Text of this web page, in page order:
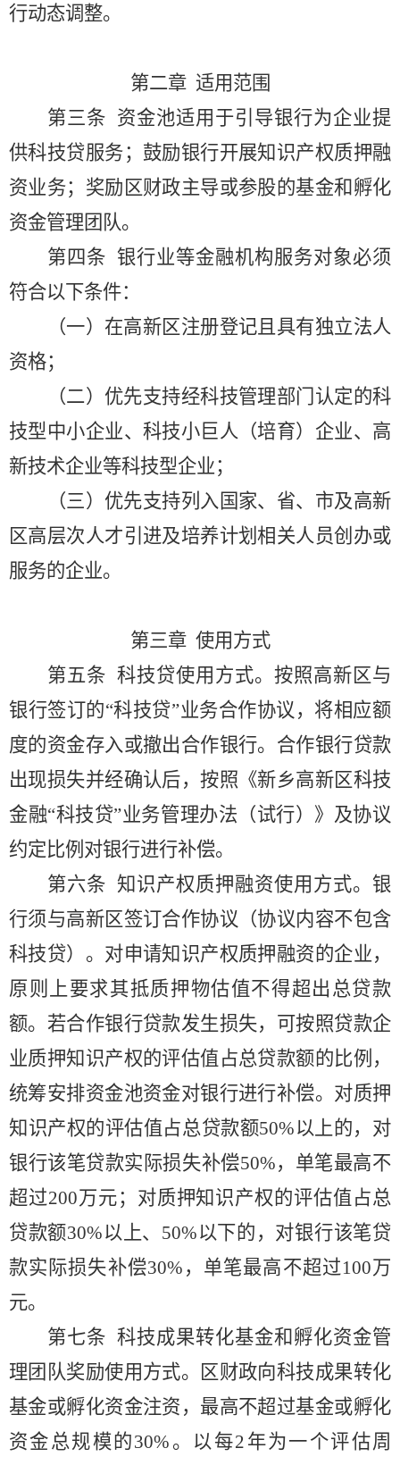
行动态调整。
第二章 适用范围
第三条 资金池适用于引导银行为企业提
供科技贷服务；鼓励银行开展知识产权质押融
资业务；奖励区财政主导或参股的基金和孵化
资金管理团队。
第四条 银行业等金融机构服务对象必须
符合以下条件：
（一）在高新区注册登记且具有独立法人
资格；
（二）优先支持经科技管理部门认定的科
技型中小企业、科技小巨人（培育）企业、高
新技术企业等科技型企业；
（三）优先支持列入国家、省、市及高新
区高层次人才引进及培养计划相关人员创办或
服务的企业。
第三章 使用方式
第五条 科技贷使用方式。按照高新区与
银行签订的“科技贷”业务合作协议，将相应额
度的资金存入或撤出合作银行。合作银行贷款
出现损失并经确认后，按照《新乡高新区科技
金融“科技贷”业务管理办法（试行）》及协议
约定比例对银行进行补偿。
第六条 知识产权质押融资使用方式。银
行须与高新区签订合作协议（协议内容不包含
科技贷）。对申请知识产权质押融资的企业，
原则上要求其抵质押物估值不得超出总贷款
额。若合作银行贷款发生损失，可按照贷款企
业质押知识产权的评估值占总贷款额的比例，
统筹安排资金池资金对银行进行补偿。对质押
知识产权的评估值占总贷款额50%以上的，对
银行该笔贷款实际损失补偿50%，单笔最高不
超过200万元；对质押知识产权的评估值占总
贷款额30%以上、50%以下的，对银行该笔贷
款实际损失补偿30%，单笔最高不超过100万
元。
第七条 科技成果转化基金和孵化资金管
理团队奖励使用方式。区财政向科技成果转化
基金或孵化资金注资，最高不超过基金或孵化
资金总规模的30%。以每2年为一个评估周